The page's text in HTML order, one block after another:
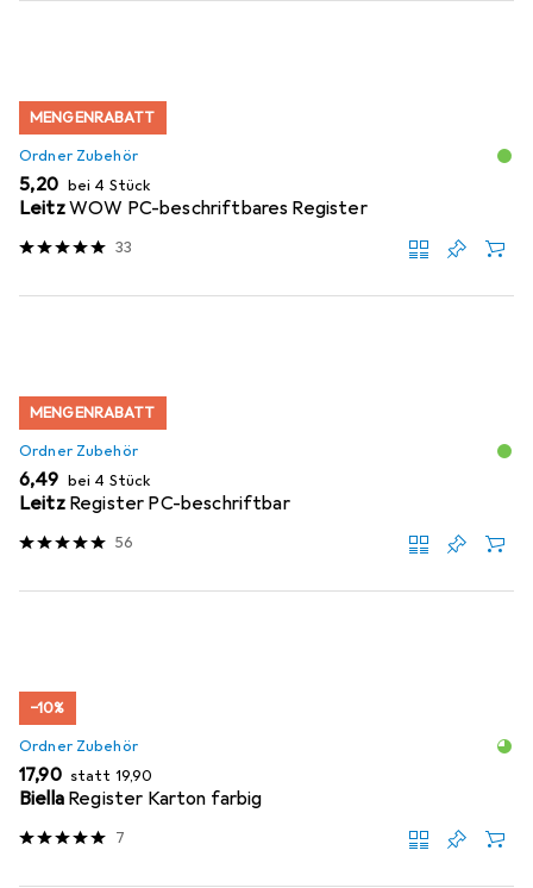
MENGENRABATT
Ordner Zubehör
EUR
5,20 bei 4 Stück
LeitzWOW PC-beschriftbares Register
33
MENGENRABATT
Ordner Zubehör
EUR
6,49 bei 4 Stück
Leitz Register PC-beschriftbar
56
−10%
Ordner Zubehör
EUR
17,90 statt EUR
19,90
Biella Register Karton farbig
7